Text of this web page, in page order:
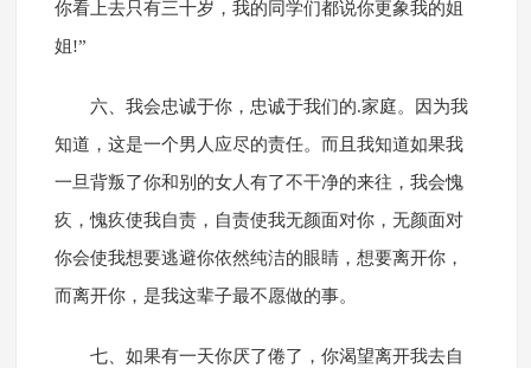
你看上去只有三十岁，我的同学们都说你更象我的姐
姐!”
六、我会忠诚于你，忠诚于我们的.家庭。因为我
知道，这是一个男人应尽的责任。而且我知道如果我
一旦背叛了你和别的女人有了不干净的来往，我会愧
疚，愧疚使我自责，自责使我无颜面对你，无颜面对
你会使我想要逃避你依然纯洁的眼睛，想要离开你，
而离开你，是我这辈子最不愿做的事。
七、如果有一天你厌了倦了，你渴望离开我去自